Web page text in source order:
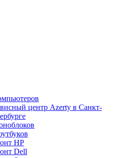
центр Azerty в Санкт-
HP
Dell